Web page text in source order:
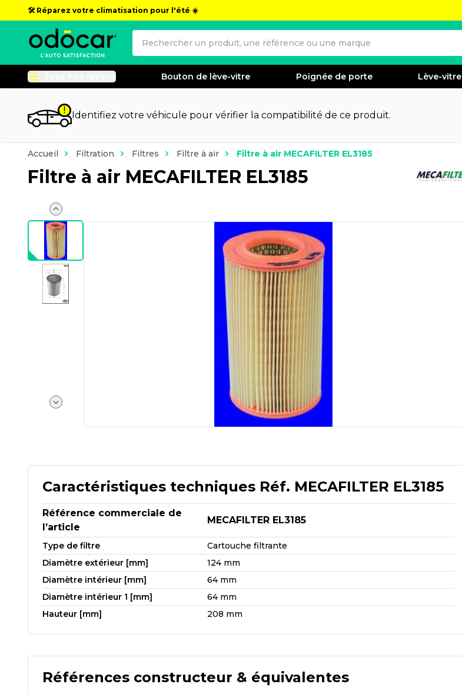
🛠️ Réparez votre climatisation pour l'été ☀️
Tous nos rayons Bouton de lève-vitre Poignée de porte Lève-vitre
Identifiez votre véhicule pour vérifier la compatibilité de ce produit.
Accueil Filtration Filtres Filtre à air Filtre à air MECAFILTER EL3185
Filtre à air MECAFILTER EL3185
Caractéristiques techniques Réf. MECAFILTER EL3185
Référence commerciale de
l’article
MECAFILTER EL3185
Type de filtre
Cartouche filtrante
Diamètre extérieur [mm]
124 mm
Diamètre intérieur [mm]
64 mm
Diamètre intérieur 1 [mm]
64 mm
Hauteur [mm]
208 mm
Références constructeur & équivalentes